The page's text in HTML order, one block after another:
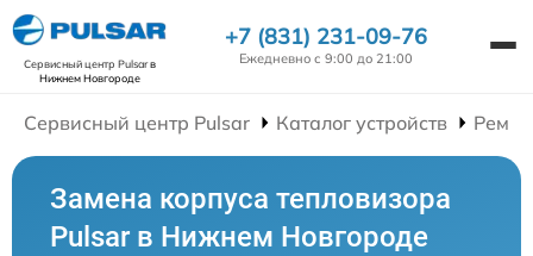
Сервисный центр Pulsarв
Нижнем Новгороде
+7 (831) 231-09-76
Ежедневно с 9:00 до 21:00
Сервисный центр Pulsar Каталог устройств
Замена корпуса тепловизора
Pulsar в Нижнем Новгороде